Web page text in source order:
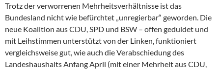
Trotz der verworrenen Mehrheitsverhältnisse ist das
Bundesland nicht wie befürchtet „unregierbar“ geworden. Die
neue Koalition aus CDU, SPD und BSW – offen geduldet und
mit Leihstimmen unterstützt von der Linken, funktioniert
vergleichsweise gut, wie auch die Verabschiedung des
Landeshaushalts Anfang April (mit einer Mehrheit aus CDU,